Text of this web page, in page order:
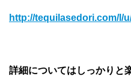
http://tequilasedori.com/l/
詳細についてはしっかりと